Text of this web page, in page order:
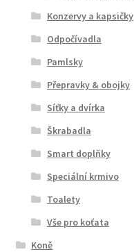
Konzervy a kapsičky
Odpočívadla
Pamlsky
Přepravky & obojky
Síťky a dvírka
Škrabadla
Smart doplňky
Speciální krmivo
Toalety
Vše pro koťata
Koně